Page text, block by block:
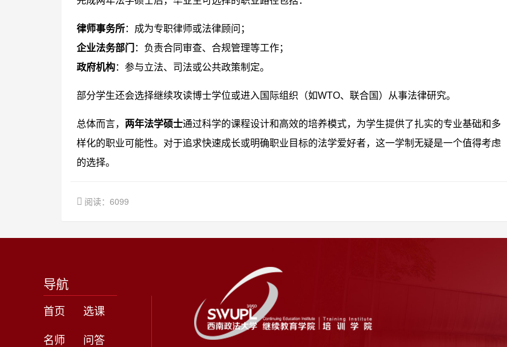
律师事务所：成为专职律师或法律顾问；
企业法务部门
：负责合同审查、合规管理等工作；
政府机构：参与立法、司法或公共政策制定。
部分学生还会选择继续攻读博士学位或进入国际组织（如WTO、联合国）从事法律研究。
总体而言， 两年法学硕士通过科学的课程设计和高效的培养模式，为学生提供了扎实的专业基础和多
样化的职业可能性。对于追求快速成长或明确职业目标的法学爱好者，这一学制无疑是一个值得考虑
的选择。
阅读：6099
导航
首页
选课
名师
问答